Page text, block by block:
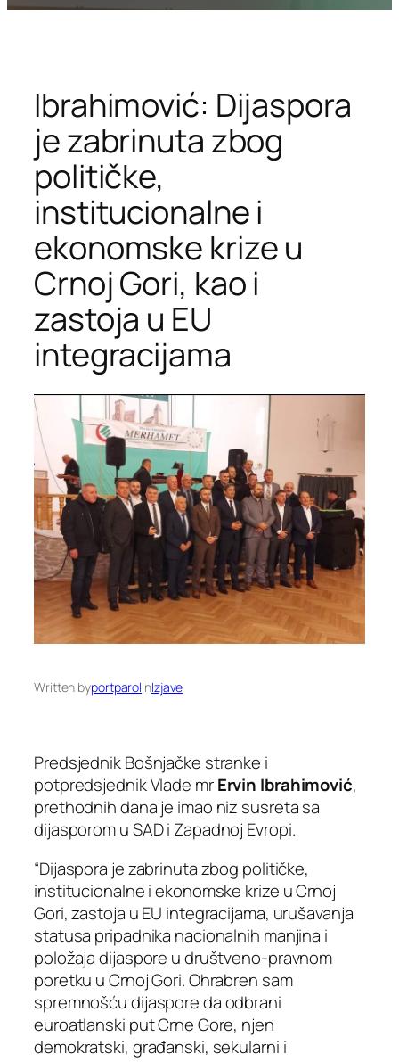
Ibrahimović: Dijaspora
je zabrinuta zbog
političke,
institucionalne i
ekonomske krize u
Crnoj Gori, kao i
zastoja u EU
integracijama
Written byportparolinIzjave
Predsjednik Bošnjačke stranke i
potpredsjednik Vlade mrErvin Ibrahimović,
prethodnih dana je imao niz susreta sa
dijasporom u SAD i Zapadnoj Evropi.
“Dijaspora je zabrinuta zbog političke,
institucionalne i ekonomske krize u Crnoj
Gori, zastoja u EU integracijama, urušavanja
statusa pripadnika nacionalnih manjina i
položaja dijaspore u društveno-pravnom
poretku u Crnoj Gori. Ohrabren sam
spremnošću dijaspore da odbrani
euroatlanski put Crne Gore, njen
demokratski, građanski, sekularni i